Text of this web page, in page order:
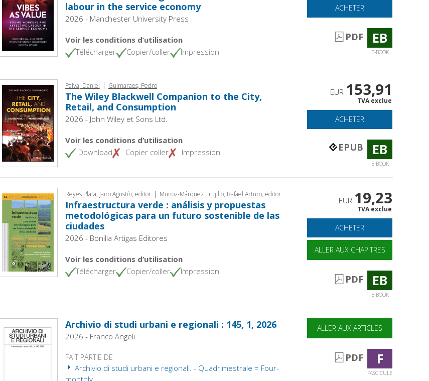
labour in the service economy
2026 - Manchester University Press
Voir les conditions d’utilisation
Télécharger
Copier/coller Impression
ACHETER
PDF EB
E-BOOK
Paiva, Daniel | Guimaraes, Pedro
The Wiley Blackwell Companion to the City,
Retail, and Consumption
2026 - John Wiley et Sons Ltd.
Voir les conditions d’utilisation
Download
Copier coller Impression
EUR 153,91
TVA exclue
ACHETER
EPUB EB
E-BOOK
Reyes Plata, Jairo Agustín, editor | Muñoz-Márquez Trujillo, Rafael Arturo, editor
Infraestructura verde : análisis y propuestas
metodológicas para un futuro sostenible de las
ciudades
2026 - Bonilla Artigas Editores
Voir les conditions d’utilisation
Télécharger
Copier/coller Impression
EUR 19,23
TVA exclue
ACHETER
ALLER AUX CHAPITRES
PDF EB
E-BOOK
Archivio di studi urbani e regionali : 145, 1, 2026
2026 - Franco Angeli
FAIT PARTIE DE
Archivio di studi urbani e regionali. - Quadrimestrale = Four-
monthly
ALLER AUX ARTICLES
PDF F
FASCICULE